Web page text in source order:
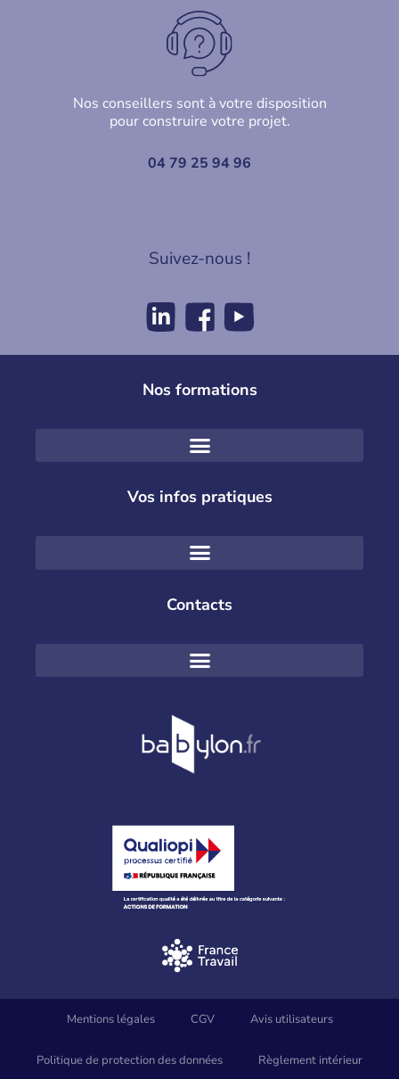
Nos conseillers sont à votre disposition
pour construire votre projet.
04 79 25 94 96
Suivez-nous !
Nos formations
Vos infos pratiques
Contacts
Mentions légales CGV Avis utilisateurs
Politique de protection des données Règlement intérieur